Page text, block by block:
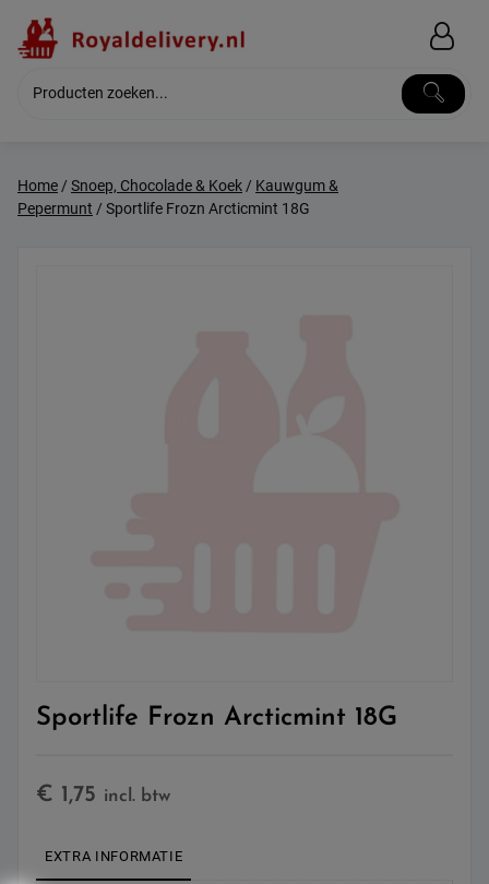
content
Home/ Snoep, Chocolade & Koek/ Kauwgum &
Pepermunt / Sportlife Frozn Arcticmint 18G
Sportlife Frozn Arcticmint 18G
€ 1,75 incl. btw
EXTRA INFORMATIE